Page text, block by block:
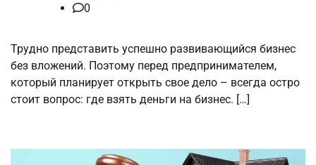
0
Трудно представить успешно развивающийся бизнес
без вложений. Поэтому перед предпринимателем,
который планирует открыть свое дело – всегда остро
стоит вопрос: где взять деньги на бизнес. […]